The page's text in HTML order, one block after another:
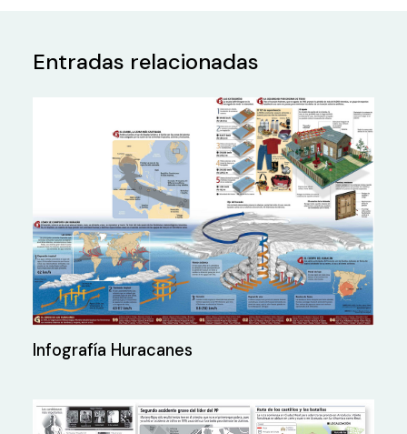
Entradas relacionadas
Infografía Huracanes